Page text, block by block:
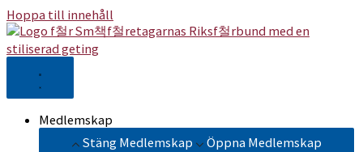
Hoppa till innehåll
Medlemskap
Stäng Medlemskap
Öppna Medlemskap